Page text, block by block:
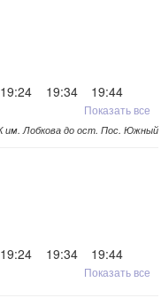
19:24 19:34
19:44
Показать все
им. Лобкова до ост. Пос. Южный
19:24 19:34
19:44
Показать все